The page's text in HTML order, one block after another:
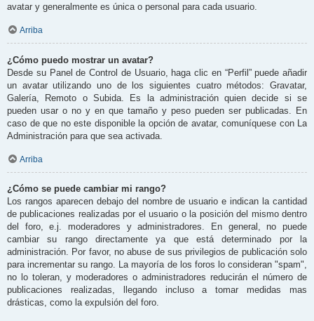
avatar y generalmente es única o personal para cada usuario.
Arriba
¿Cómo puedo mostrar un avatar?
Desde su Panel de Control de Usuario, haga clic en “Perfil” puede añadir
un avatar utilizando uno de los siguientes cuatro métodos: Gravatar,
Galería, Remoto o Subida. Es la administración quien decide si se
pueden usar o no y en que tamaño y peso pueden ser publicadas. En
caso de que no este disponible la opción de avatar, comuníquese con La
Administración para que sea activada.
Arriba
¿Cómo se puede cambiar mi rango?
Los rangos aparecen debajo del nombre de usuario e indican la cantidad
de publicaciones realizadas por el usuario o la posición del mismo dentro
del foro, e.j. moderadores y administradores. En general, no puede
cambiar su rango directamente ya que está determinado por la
administración. Por favor, no abuse de sus privilegios de publicación solo
para incrementar su rango. La mayoría de los foros lo consideran "spam",
no lo toleran, y moderadores o administradores reducirán el número de
publicaciones realizadas, llegando incluso a tomar medidas mas
drásticas, como la expulsión del foro.